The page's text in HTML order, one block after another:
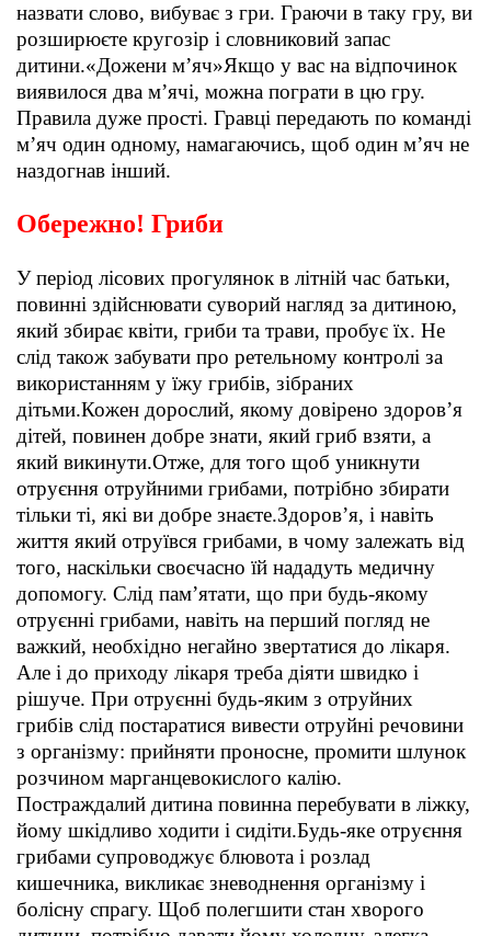
назвати слово, вибуває з гри. Граючи в таку гру, ви
розширюєте кругозір і словниковий запас
дитини.«Дожени м’яч»Якщо у вас на відпочинок
виявилося два м’ячі, можна пограти в цю гру.
Правила дуже прості. Гравці передають по команді
м’яч один одному, намагаючись, щоб один м’яч не
наздогнав інший.
Обережно! Гриби
У період лісових прогулянок в літній час батьки,
повинні здійснювати суворий нагляд за дитиною,
який збирає квіти, гриби та трави, пробує їх. Не
слід також забувати про ретельному контролі за
використанням у їжу грибів, зібраних
дітьми.Кожен дорослий, якому довірено здоров’я
дітей, повинен добре знати, який гриб взяти, а
який викинути.Отже, для того щоб уникнути
отруєння отруйними грибами, потрібно збирати
тільки ті, які ви добре знаєте.Здоров’я, і навіть
життя який отруївся грибами, в чому залежать від
того, наскільки своєчасно їй нададуть медичну
допомогу. Слід пам’ятати, що при будь-якому
отруєнні грибами, навіть на перший погляд не
важкий, необхідно негайно звертатися до лікаря.
Але і до приходу лікаря треба діяти швидко і
рішуче. При отруєнні будь-яким з отруйних
грибів слід постаратися вивести отруйні речовини
з організму: прийняти проносне, промити шлунок
розчином марганцевокислого калію.
Постраждалий дитина повинна перебувати в ліжку,
йому шкідливо ходити і сидіти.Будь-яке отруєння
грибами супроводжує блювота і розлад
кишечника, викликає зневоднення організму і
болісну спрагу. Щоб полегшити стан хворого